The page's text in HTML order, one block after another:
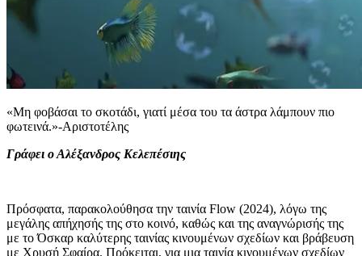
«Μη φοβάσαι το σκοτάδι, γιατί μέσα του τα άστρα λάμπουν πιο
φωτεινά.»-Αριστοτέλης
Γράφει ο Αλέξανδρος Κελεπέσιης
Πρόσφατα, παρακολούθησα την ταινία Flow (2024), λόγω της
μεγάλης απήχησής της στο κοινό, καθώς και της αναγνώρισής της
με το Όσκαρ καλύτερης ταινίας κινουμένων σχεδίων και βράβευση
με Χρυσή Σφαίρα. Πρόκειται, για μια ταινία κινουμένων σχεδίων